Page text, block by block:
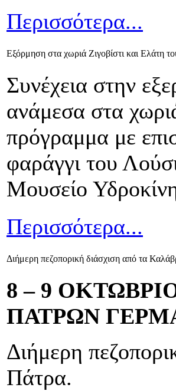
Περισσότερα...
Εξόρμηση στα χωριά Ζιγοβίστι και Ελάτη
Συνέχεια στην
ανάμεσα στα
πρόγραμμα με
φαράγγι του
Μουσείο
Περισσότερα...
Διήμερη πεζοπορική διάσχιση από τα
8 – 9
ΠΑΤΡΩΝ
Διήμερη
Πάτρα.